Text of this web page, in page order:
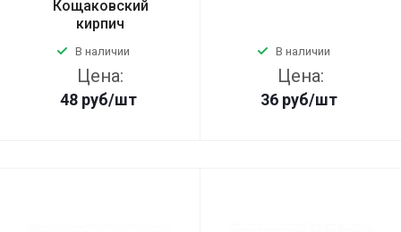
Кощаковский
кирпич
В наличии
Цена:
48 руб/шт
В наличии
Цена:
36 руб/шт